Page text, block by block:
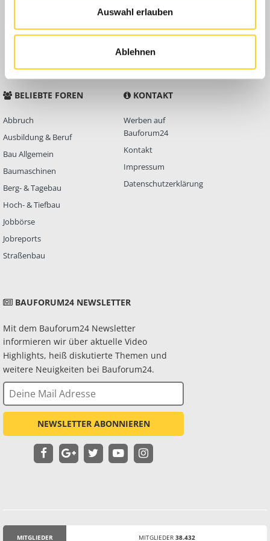
Auswahl erlauben
Ablehnen
Anleitungen
FAQ
Community Regeln
BELIEBTE FOREN
Abbruch
Ausbildung & Beruf
Bau Allgemein
Baumaschinen
Berg- & Tagebau
Hoch- & Tiefbau
Jobbörse
Jobreports
Straßenbau
KONTAKT
Werben auf
Bauforum24
Kontakt
Impressum
Datenschutzerklärung
BAUFORUM24 NEWSLETTER
Mit dem Bauforum24 Newsletter
informieren wir über aktuelle Video
Highlights, heiß diskutierte Themen und
weitere Neuigkeiten bei Bauforum24.
NEWSLETTER ABONNIEREN
MITGLIEDER MITGLIEDER 38.432